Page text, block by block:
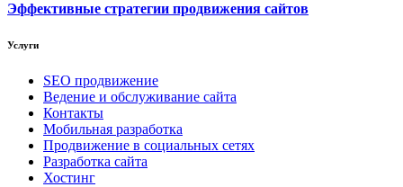
Эффективные стратегии продвижения сайтов
Услуги
SEO продвижение
Ведение и обслуживание сайта
Контакты
Мобильная разработка
Продвижение в социальных сетях
Разработка сайта
Хостинг